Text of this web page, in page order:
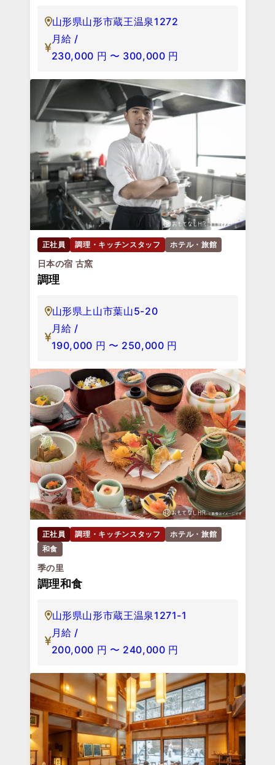
山形県山形市蔵王温泉1272
月給 /
230,000 円 〜 300,000 円
正社員 調理・キッチンスタッフ ホテル・旅館
日本の宿 古窯
調理
山形県上山市葉山5-20
月給 /
190,000 円 〜 250,000 円
正社員 調理・キッチンスタッフ
ホテル・旅館
和食
季の里
調理和食
山形県山形市蔵王温泉1271-1
月給 /
200,000 円 〜 240,000 円